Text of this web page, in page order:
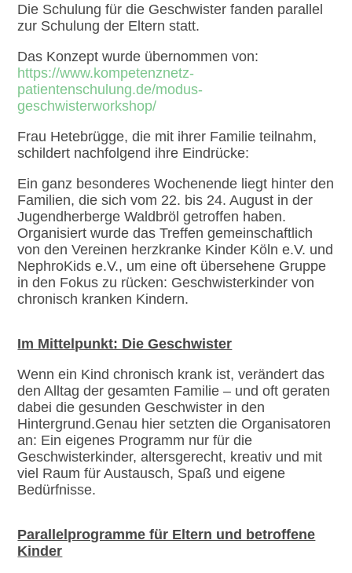
Die Schulung für die Geschwister fanden parallel
zur Schulung der Eltern statt.
Das Konzept wurde übernommen von:
https://www.kompetenznetz-
patientenschulung.de/modus-
geschwisterworkshop/
Frau Hetebrügge, die mit ihrer Familie teilnahm,
schildert nachfolgend ihre Eindrücke:
Ein ganz besonderes Wochenende liegt hinter den
Familien, die sich vom 22. bis 24. August in der
Jugendherberge Waldbröl getroffen haben.
Organisiert wurde das Treffen gemeinschaftlich
von den Vereinen herzkranke Kinder Köln e.V. und
NephroKids e.V., um eine oft übersehene Gruppe
in den Fokus zu rücken: Geschwisterkinder von
chronisch kranken Kindern.
Im Mittelpunkt: Die Geschwister
Wenn ein Kind chronisch krank ist, verändert das
den Alltag der gesamten Familie – und oft geraten
dabei die gesunden Geschwister in den
Hintergrund.Genau hier setzten die Organisatoren
an: Ein eigenes Programm nur für die
Geschwisterkinder, altersgerecht, kreativ und mit
viel Raum für Austausch, Spaß und eigene
Bedürfnisse.
Parallelprogramme für Eltern und betroffene
Kinder